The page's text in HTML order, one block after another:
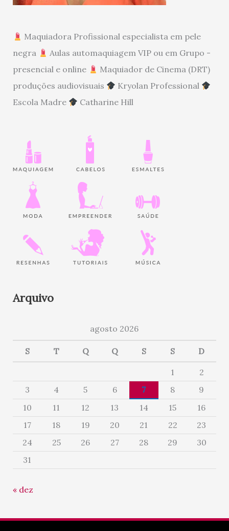
Maquiadora Profissional especialista em pele
negra
Aulas automaquiagem VIP ou em Grupo -
presencial e online
Maquiador de Cinema (DRT)
produções audiovisuais
Kryolan Professional
Escola Madre
Catharine Hill
Arquivo
agosto 2026
S T Q Q S S D
1
2
3
4 5 6 7 8
9
10
11 12 13 14 15
16
17
18 19 20 21 22
23
24
25 26 27 28 29
30
31
« dez